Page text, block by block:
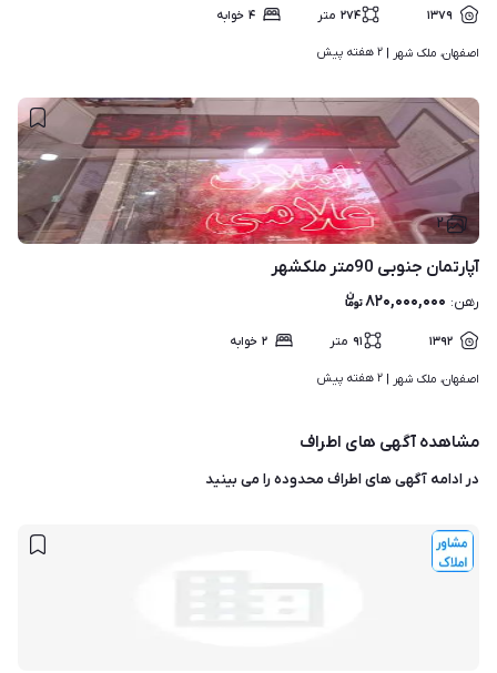
۱۳۷۹ ۲۷۴ متر ۴ خوابه
اصفهان، ملک شهر | ۲ هفته پیش
۲
آپارتمان جنوبی 90متر ملکشهر
رهن: ۸۲۰,۰۰۰,۰۰۰
۱۳۹۲ ۹۱ متر ۲ خوابه
اصفهان، ملک شهر | ۲ هفته پیش
مشاهده آگهی های اطراف
در ادامه آگهی هایاطراف محدودهرا می بینید